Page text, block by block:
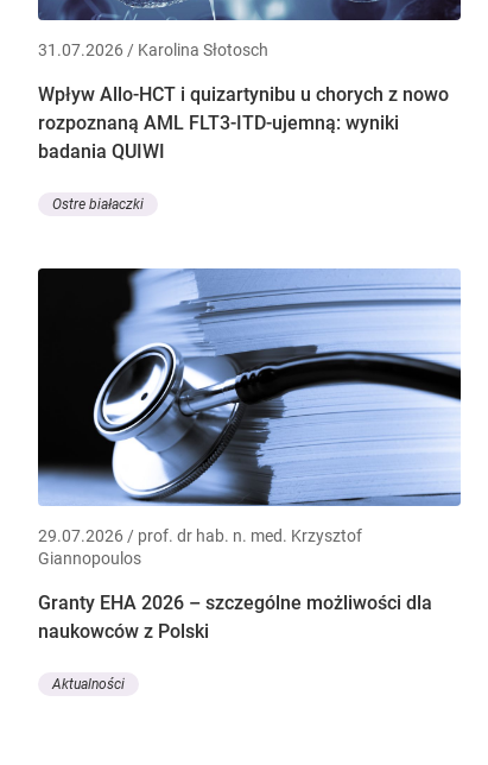
31.07.2026 / Karolina Słotosch
Wpływ Allo-HCT i quizartynibu u chorych z nowo
rozpoznaną AML FLT3-ITD-ujemną: wyniki
badania QUIWI
Ostre białaczki
29.07.2026 / prof. dr hab. n. med. Krzysztof
Giannopoulos
Granty EHA 2026 – szczególne możliwości dla
naukowców z Polski
Aktualności